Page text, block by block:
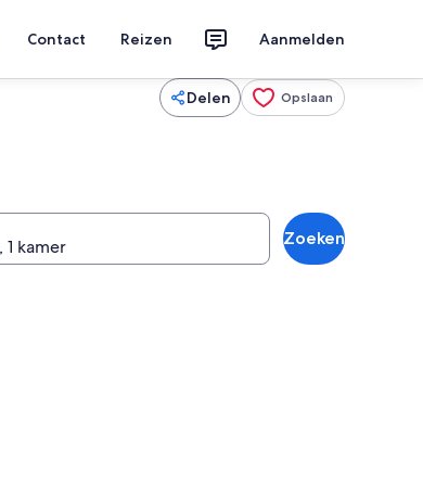
Contact Reizen Aanmelden
Delen Opslaan
Zoeken